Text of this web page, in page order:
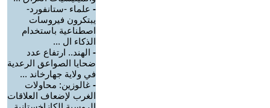
- علماء -ستانفورد-
يبتكرون فيروسات
اصطناعية باستخدام
الذكاء ال ...
- الهند.. ارتفاع عدد
ضحايا الصواعق الرعدية
في ولاية جهارخاند ...
- غالوزين: محاولات
الغرب لإضعاف العلاقات